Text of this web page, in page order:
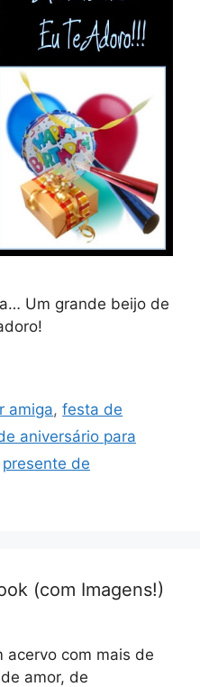
Um grande beijo de
amiga,festa de
aniversário para
presente de
(com Imagens!)
acervo com mais de
amor, de